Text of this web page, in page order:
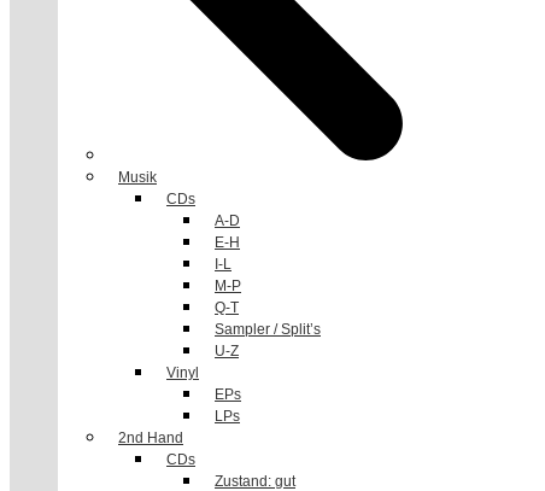
Musik
CDs
A-D
E-H
I-L
M-P
Q-T
Sampler / Split’s
U-Z
Vinyl
EPs
LPs
2nd Hand
CDs
Zustand: gut